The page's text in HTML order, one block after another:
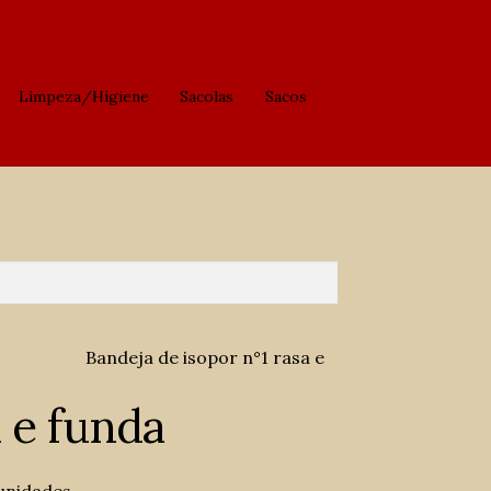
Limpeza/Higiene Sacolas Sacos
Bandeja de isopor n°1 rasa e
e funda